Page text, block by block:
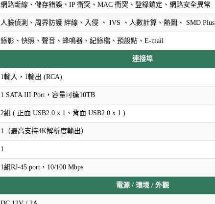
網路斷線、儲存錯誤、IP 衝突、MAC 衝突、登錄鎖定、網路安全異常
人臉偵測、周界防護 絆線、入侵 、 IVS 、人數計算、熱圖、 SMD Plus
錄影、快照、聲音、蜂鳴器、紀錄檔、預設點、E-mail
連接埠
1輸入，1輸出 (RCA)
1 SATA III Port，容量可達10TB
2組 ( 正面 USB2.0 x 1、背面 USB2.0 x 1 )
1（最高支持4K解析度輸出）
1
1組RJ-45 port，10/100 Mbps
電源 / 環境 / 外觀